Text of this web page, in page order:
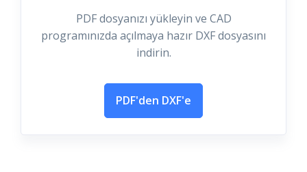
PDF dosyanızı yükleyin ve CAD
programınızda açılmaya hazır DXF dosyasını
indirin.
PDF'den DXF'e